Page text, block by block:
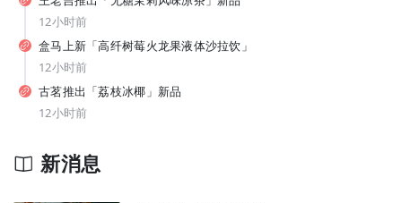
从7-11、朴朴到丰e，蒙牛要借运动饮料“杀”入渠道新战场？
12小时前
盒马上新「高纤树莓火龙果液体沙拉饮」
12小时前
古茗推出「荔枝冰椰」新品
12小时前
新消息